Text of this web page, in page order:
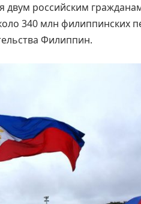
российским
340 млн филиппинских
Филиппин.